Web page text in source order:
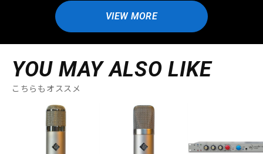
VIEW MORE
YOU MAY ALSO LIKE
こちらもオススメ